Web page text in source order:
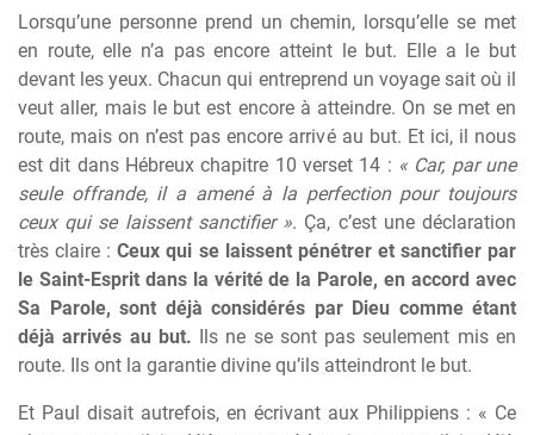
Lorsqu’une personne prend un chemin, lorsqu’elle se met
en route, elle n’a pas encore atteint le but. Elle a le but
devant les yeux. Chacun qui entreprend un voyage sait où il
veut aller, mais le but est encore à atteindre. On se met en
route, mais on n’est pas encore arrivé au but. Et ici, il nous
est dit dans Hébreux chapitre 10 verset 14 : « Car, par une
seule offrande, il a amené à la perfection pour toujours
ceux qui se laissent sanctifier ». Ça, c’est une déclaration
très claire :Ceux qui se laissent pénétrer et sanctifier par
le Saint-Esprit dans la vérité de la Parole, en accord avec
Sa Parole, sont déjà considérés par Dieu comme étant
déjà arrivés au but. Ils ne se sont pas seulement mis en
route. Ils ont la garantie divine qu’ils atteindront le but.
Et Paul disait autrefois, en écrivant aux Philippiens : « Ce